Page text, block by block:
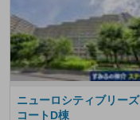
ニューロシティブリーズ
コートD棟